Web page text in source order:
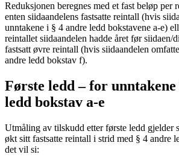
Reduksjonen beregnes med et fast beløp per
enten siidaandelens fastsatte reintall (hvis
unntakene i § 4 andre ledd bokstavene a-e)
reintallet siidaandelen hadde året før siidaen/
fastsatt øvre reintall (hvis siidaandelen
andre ledd bokstav f).
Første ledd – for
ledd bokstav a-e
Utmåling av tilskudd etter første ledd gjelder
økt sitt fastsatte reintall i strid med § 4 andre
det vil si: